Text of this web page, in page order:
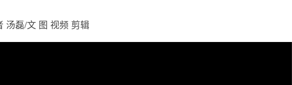
汤磊/文 图 视频 剪辑